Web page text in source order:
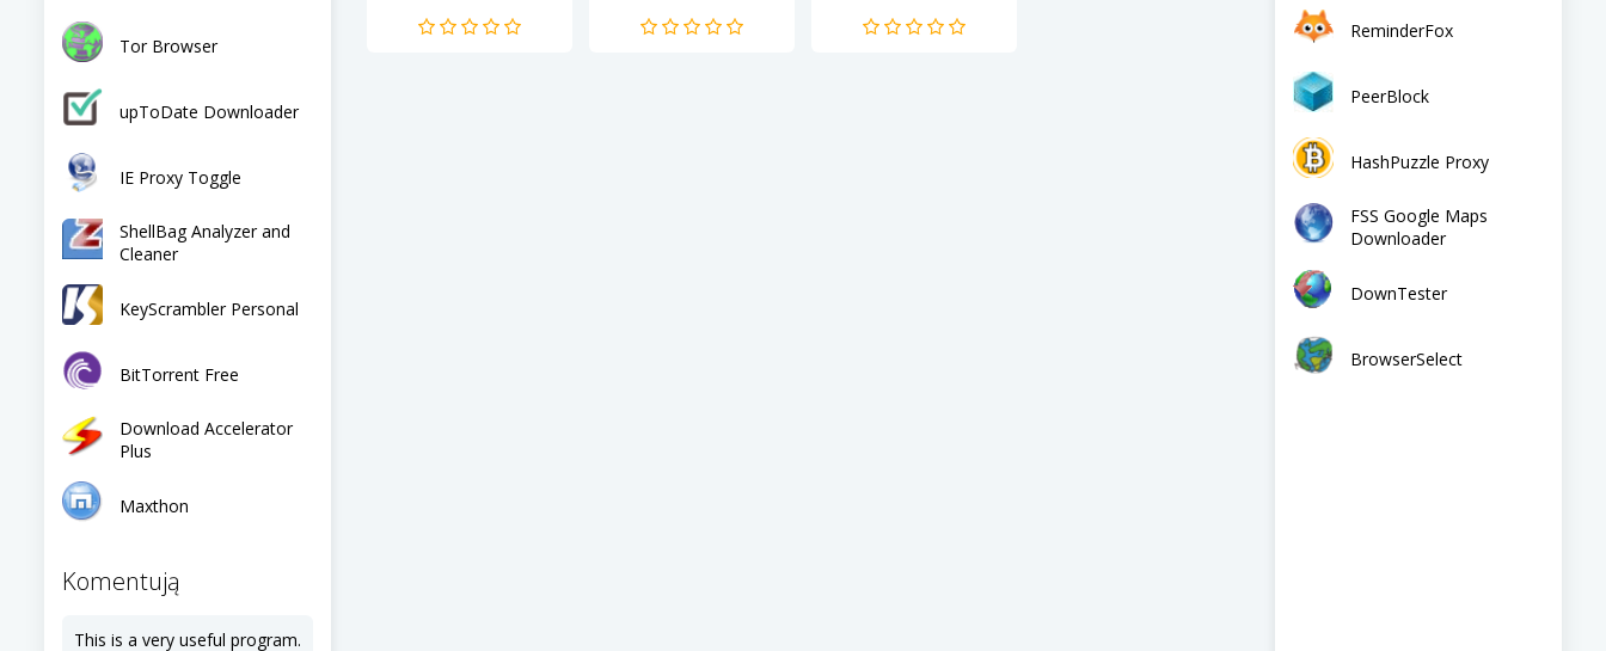
Tor Browser
upToDate Downloader
IE Proxy Toggle
ShellBag Analyzer and
Cleaner
KeyScrambler Personal
BitTorrent Free
Download Accelerator
Plus
Maxthon
Komentują
This is a very useful program.
komunikacji i
która zdobyła
bezpieczeństwa i
ReminderFox
PeerBlock
HashPuzzle Proxy
FSS Google Maps
Downloader
DownTester
BrowserSelect